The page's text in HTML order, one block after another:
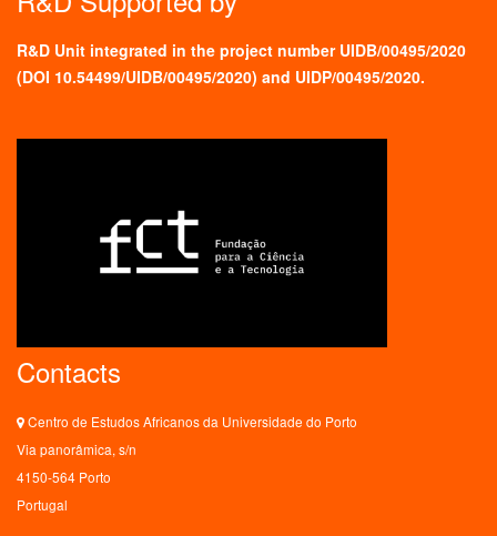
R&D Unit integrated in the project number UIDB/00495/2020
(DOI 10.54499/UIDB/00495/2020) and UIDP/00495/2020.
Contacts
Centro de Estudos Africanos da Universidade do Porto
Via panorâmica, s/n
4150-564 Porto
Portugal